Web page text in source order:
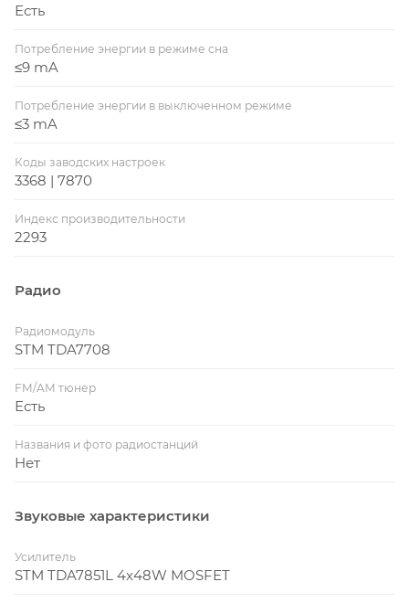
Есть
Потребление энергии в режиме сна
≤9 mA
Потребление энергии в выключенном режиме
≤3 mA
Коды заводских настроек
3368 | 7870
Индекс производительности
2293
Радио
Радиомодуль
STM TDA7708
FM/AM тюнер
Есть
Названия и фото радиостанций
Нет
Звуковые характеристики
Усилитель
STM TDA7851L 4x48W MOSFET